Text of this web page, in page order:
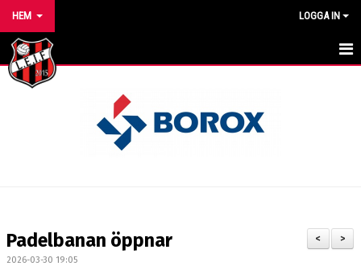
HEM LOGGA IN
HEM
FÖRENINGEN
>
<
Padelbanan öppnar
2026-03-30 19:05